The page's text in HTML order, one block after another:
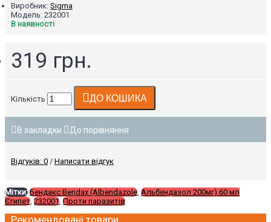
Виробник: Sigma
Модель: 232001
В наявності
319 грн.
Кількість ДО КОШИКА
В закладки До порівняння
Відгуків: 0 / Написати відгук
Мітки: Бендакс Bendax (Albendazole Альбендазол 200мг) 60 мл
Єгипет 232001 Проти паразитів
Рекомендовані товари